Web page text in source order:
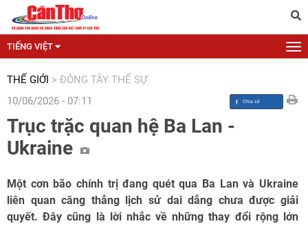
TIẾNG VIỆT
THẾ GIỚI > ĐÔNG TÂY THẾ SỰ
10/06/2026 - 07:11
Trục trặc quan hệ Ba Lan -
Ukraine
Một cơn bão chính trị đang quét qua Ba Lan và Ukraine
liên quan căng thẳng lịch sử dai dẳng chưa được giải
quyết. Đây cũng là lời nhắc về những thay đổi rộng lớn